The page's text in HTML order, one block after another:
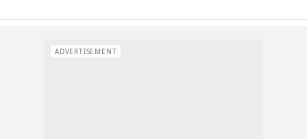
ADVERTISEMENT